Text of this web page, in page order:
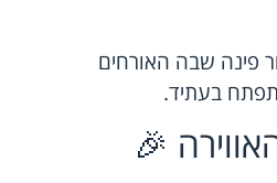
פינה שבה האורחים
בעתיד.
🎉